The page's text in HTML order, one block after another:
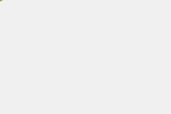
Bergeyre